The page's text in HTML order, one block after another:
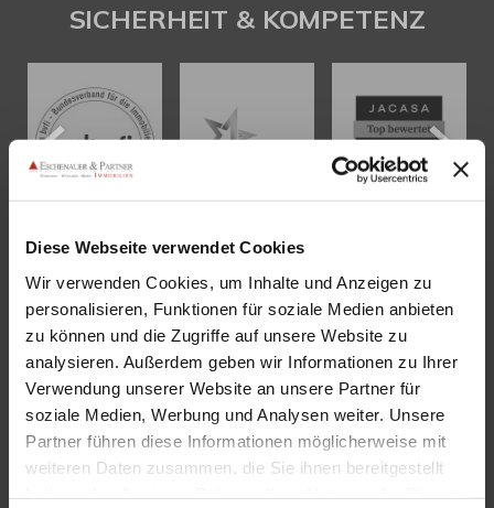
Diese Webseite verwendet Cookies
Wir verwenden Cookies, um Inhalte und Anzeigen zu
personalisieren, Funktionen für soziale Medien anbieten
zu können und die Zugriffe auf unsere Website zu
analysieren. Außerdem geben wir Informationen zu Ihrer
Verwendung unserer Website an unsere Partner für
soziale Medien, Werbung und Analysen weiter. Unsere
Partner führen diese Informationen möglicherweise mit
weiteren Daten zusammen, die Sie ihnen bereitgestellt
SICHERHEIT & KOMPETENZ
KONTAKT
Eschenauer & Partner Immobilien
Immobilienmakler HEIDELBERG
Immobilien Heidelberg
Akademiestraße 1, 69117 Heidelberg
Tel.:06221 - 67 26 077
Mail:info@eschenauer-partner.de